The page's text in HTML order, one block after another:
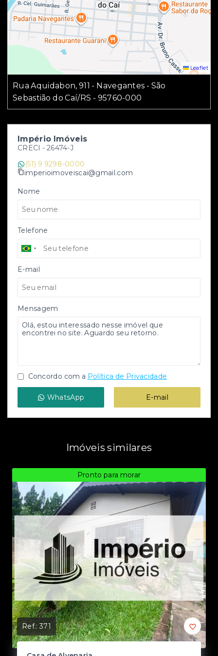
Império Imóveis
CRECI - 26474-J
(51) 9 9298-0000
imperioimoveiscai@gmail.com
Nome
Telefone
E-mail
Mensagem
Concordo com a Política de Privacidade
WhatsApp E-mail
Leaflet
Rua Aquidabon, 911 - Navegantes - São
Sebastião do Caí/RS - 95760-000
Imóveis similares
Pronto para morar
Ref.:371